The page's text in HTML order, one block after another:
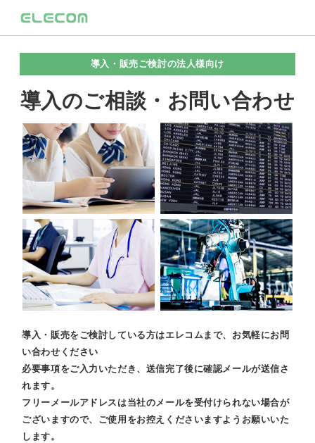
導入・販売ご検討の法人様向け
導入のご相談・お問い合わせ
導入・販売をご検討している方はエレコムまで、お気軽にお問
い合わせください
必要事項をご入力いただき、送信完了後に確認メールが送信さ
れます。
フリーメールアドレスは当社のメールを受付けられない場合が
ございますので、ご使用をお控えくださいますようお願いいた
します。